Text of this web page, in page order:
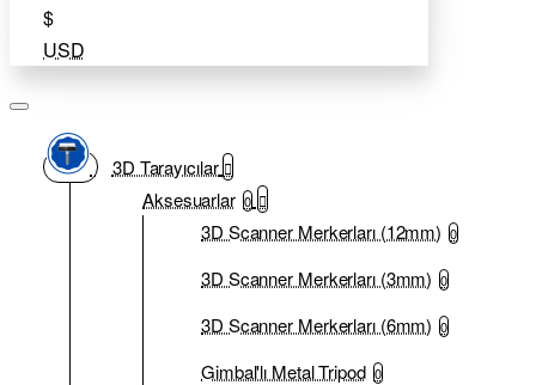
$
USD
3D Tarayıcılar
Aksesuarlar 0
3D Scanner Merkerları (12mm) 0
3D Scanner Merkerları (3mm) 0
3D Scanner Merkerları (6mm) 0
Gimbal'lı Metal Tripod 0